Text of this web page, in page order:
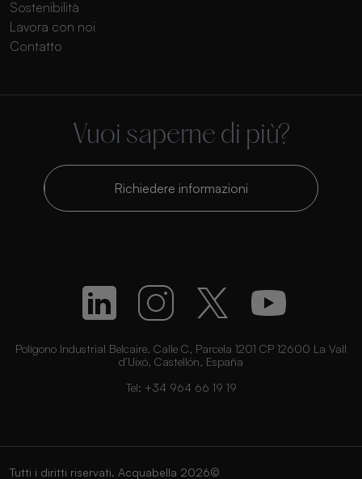
Sostenibilità
Lavora con noi
Contatto
Vuoi saperne di più?
Richiedere informazioni
Polígono Industrial Belcaire. Calle C, Parcela 1201 CP 12600 La Vall
d’Uixó, Castellón, España
Tel: +34 964 66 19 19
Tutti i diritti riservati. Acquabella 2026©